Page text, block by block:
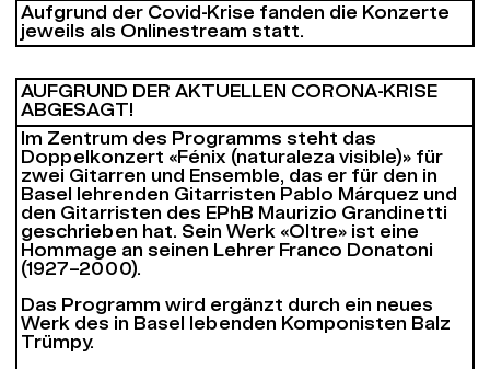
Aufgrund der Covid-Krise fanden die Konzerte
jeweils als Onlinestream statt.
AUFGRUND DER AKTUELLEN CORONA-KRISE
ABGESAGT!
Im Zentrum des Programms steht das
Doppelkonzert «Fénix (naturaleza visible)» für
zwei Gitarren und Ensemble, das er für den in
Basel lehrenden Gitarristen Pablo Márquez und
den Gitarristen des EPhB Maurizio Grandinetti
geschrieben hat. Sein Werk «Oltre» ist eine
Hommage an seinen Lehrer Franco Donatoni
(1927–2000).
Das Programm wird ergänzt durch ein neues
Werk des in Basel lebenden Komponisten Balz
Trümpy.